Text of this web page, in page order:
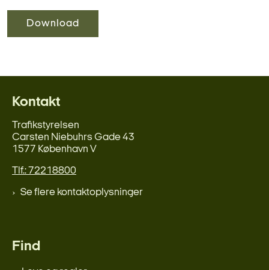
Download
Kontakt
Trafikstyrelsen
Carsten Niebuhrs Gade 43
1577 København V
Tlf.: 72218800
Se flere kontaktoplysninger
Find